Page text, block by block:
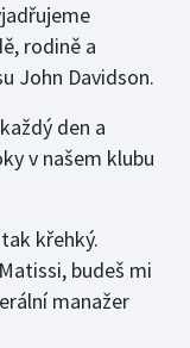
rodině a
John Davidson.
den a
v našem klubu
křehký.
budeš mi
manažer